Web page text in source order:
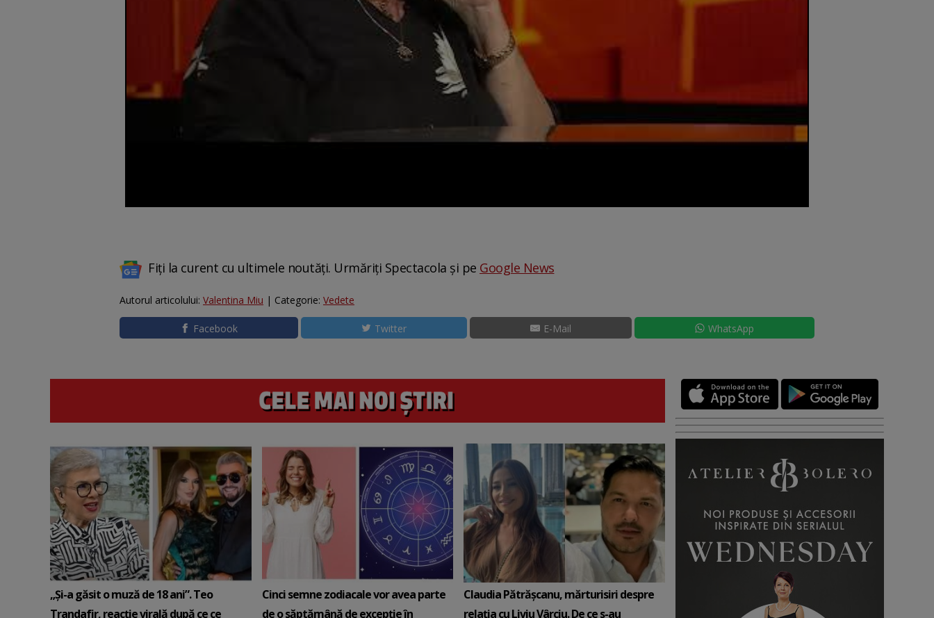
Fiți la curent cu ultimele noutăți. Urmăriți Spectacola și pe Google News
Autorul articolului: Valentina Miu | Categorie: Vedete
Facebook Twitter E-Mail WhatsApp
„Și-a găsit o muză de 18 ani”. Teo
Trandafir, reacție virală după ce ce
Cinci semne zodiacale vor avea parte
de o săptămână de excepție în
Claudia Pătrășcanu, mărturisiri despre
relația cu Liviu Vârciu. De ce s-au